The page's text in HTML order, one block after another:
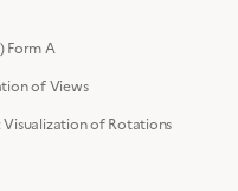
Form A
of Views
Visualization of Rotations